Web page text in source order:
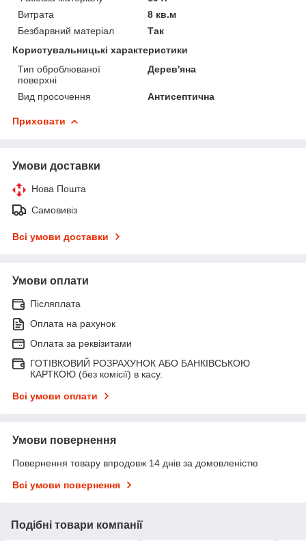
Витрата
8 кв.м
Безбарвний матеріал
Так
Користувальницькі характеристики
Тип оброблюваної
поверхні
Дерев'яна
Вид просочення Антисептична
Приховати
Умови доставки
Нова Пошта
Самовивіз
Всі умови доставки
Умови оплати
Післяплата
Оплата на рахунок
Оплата за реквізитами
ГОТІВКОВИЙ РОЗРАХУНОК АБО БАНКІВСЬКОЮ
КАРТКОЮ (без комісії) в касу.
Всі умови оплати
Умови повернення
Повернення товару впродовж 14 днів за домовленістю
Всі умови повернення
Подібні товари компанії